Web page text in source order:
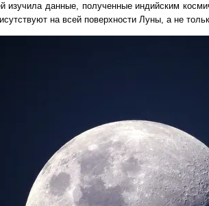
изучила данные, полученные индийским
на всей поверхности Луны, а не